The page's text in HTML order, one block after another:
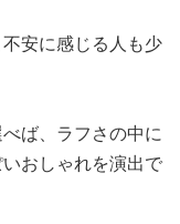
安に感じる人も少
べば、ラフさの中に
おしゃれを演出で